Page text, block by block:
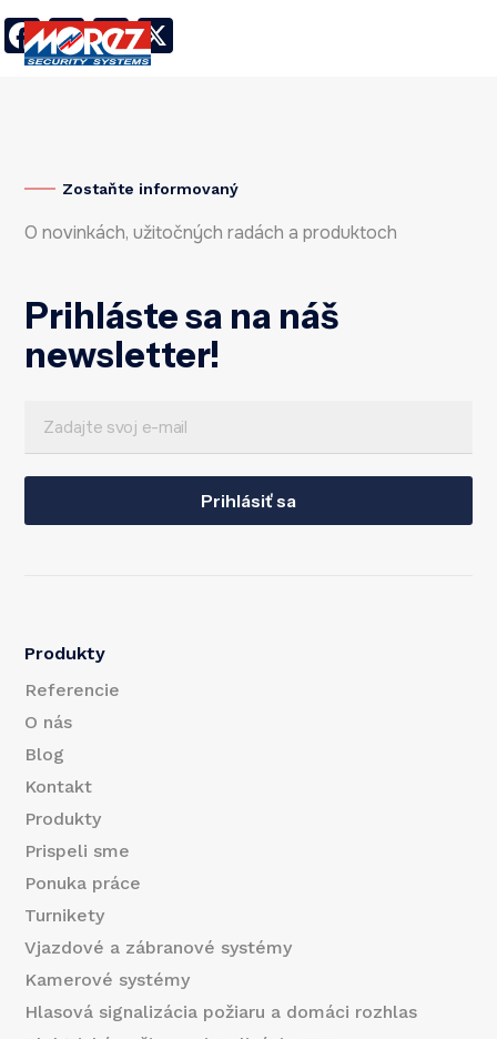
Facebook
LinkedIn
Twitter
Zostaňte informovaný
O novinkách, užitočných radách a produktoch
Prihláste sa na náš
newsletter!
E
m
a
E
m
a
i
l
*
m
Prihlásiť sa
Produkty
Referencie
O nás
Blog
Kontakt
Produkty
Prispeli sme
Ponuka práce
Turnikety
Vjazdové a zábranové systémy
Kamerové systémy
Hlasová signalizácia požiaru a domáci rozhlas